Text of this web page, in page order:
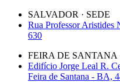
SALVADOR · SEDE
Rua Professor Aristides
630
FEIRA DE SANTANA
Edifício Jorge Leal R.
Feira de Santana - BA,